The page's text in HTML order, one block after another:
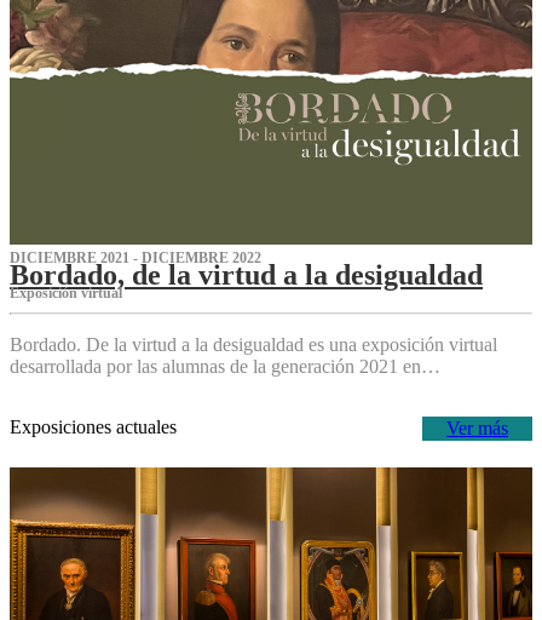
DICIEMBRE 2021 - DICIEMBRE 2022
Bordado, de la virtud a la desigualdad
Exposición virtual‌
Bordado. De la virtud a la desigualdad es una exposición virtual
desarrollada por las alumnas de la generación 2021 en…
Ver más
Exposiciones actuales